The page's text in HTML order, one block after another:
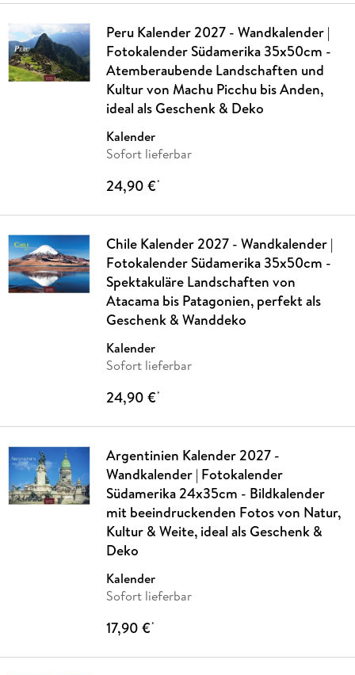
Peru Kalender 2027 - Wandkalender |
Fotokalender Südamerika 35x50cm -
Atemberaubende Landschaften und
Kultur von Machu Picchu bis Anden,
ideal als Geschenk & Deko
Kalender
Sofort lieferbar
24,90 €*
Chile Kalender 2027 - Wandkalender |
Fotokalender Südamerika 35x50cm -
Spektakuläre Landschaften von
Atacama bis Patagonien, perfekt als
Geschenk & Wanddeko
Kalender
Sofort lieferbar
24,90 €*
Argentinien Kalender 2027 -
Wandkalender | Fotokalender
Südamerika 24x35cm - Bildkalender
mit beeindruckenden Fotos von Natur,
Kultur & Weite, ideal als Geschenk &
Deko
Kalender
Sofort lieferbar
17,90 €*